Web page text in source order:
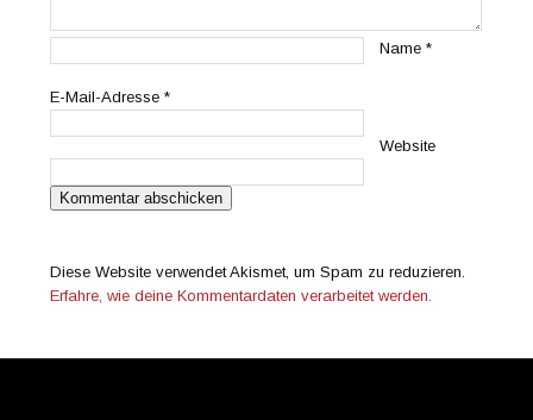
Name*
E-Mail-Adresse*
Website
Diese Website verwendet Akismet, um Spam zu reduzieren.
Erfahre, wie deine Kommentardaten verarbeitet werden.